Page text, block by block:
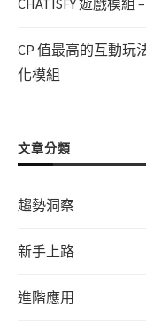
CHATISFY 遊戲模組
CP 值最高的互動玩
化模組
文章分類
趨勢洞察
新手上路
進階應用